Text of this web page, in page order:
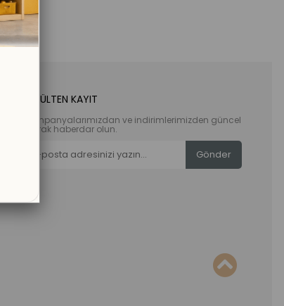
E-BÜLTEN KAYIT
Kampanyalarımızdan ve indirimlerimizden güncel
olarak haberdar olun.
Gönder